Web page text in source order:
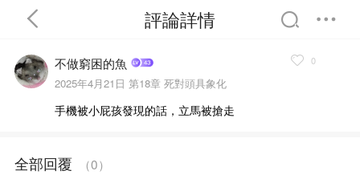
評論詳情
不做窮困的魚
2025年4月21日第18章 死對頭具象化
0
手機被小屁孩發現的話，立馬被搶走
全部回覆 （0）
首頁 分類